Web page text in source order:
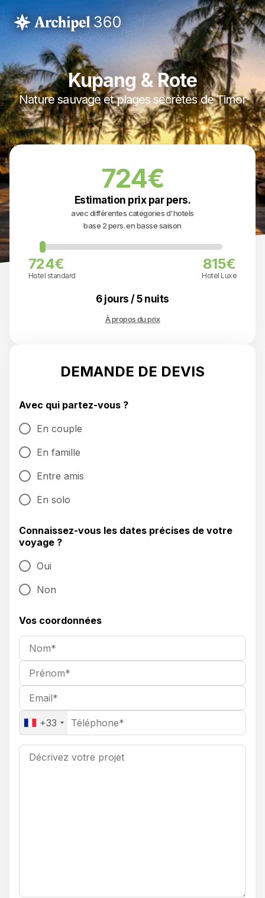
Kupang & Rote
Nature sauvage et plages secrètes de Timor
724€
Estimation prix par pers.
avec différentes categories d'hotels
base 2 pers. en basse saison
724€
Hotel standard
815€
Hotel Luxe
6 jours / 5 nuits
À propos du prix
DEMANDE DE DEVIS
Avec qui partez-vous ?
En couple
En famille
Entre amis
En solo
Connaissez-vous les dates précises de votre
voyage ?
Oui
Non
Vos coordonnées
+33